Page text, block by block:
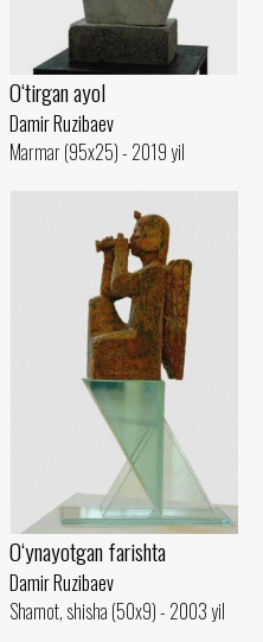
O‘tirgan ayol
Damir Ruzibaev
Marmar (95x25) - 2019 yil
O‘ynayotgan farishta
Damir Ruzibaev
Shamot, shisha (50x9) - 2003 yil